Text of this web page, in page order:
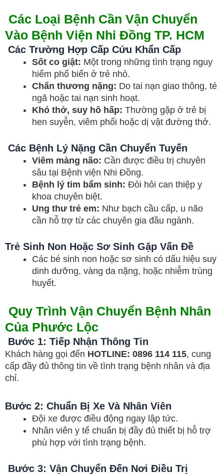
Các Loại Bệnh Cần Vận Chuyển
Vào Bệnh Viện Nhi Đồng TP. HCM
Các Trường Hợp Cấp Cứu Khẩn Cấp
Sốt co giật: Một trong những tình trạng nguy
hiểm phổ biến ở trẻ nhỏ.
Chấn thương nặng: Do tai nạn giao thông, té
ngã hoặc tai nạn sinh hoạt.
Khó thở, suy hô hấp: Thường gặp ở trẻ bị
hen suyễn, viêm phổi hoặc dị vật đường thở.
Các Bệnh Lý Nặng Cần Chuyển Tuyến
Viêm màng não: Cần được điều trị chuyên
sâu tại Bệnh viện Nhi Đồng.
Bệnh lý tim bẩm sinh: Đòi hỏi can thiệp y
khoa chuyên biệt.
Ung thư trẻ em: Như bạch cầu cấp, u não
cần hỗ trợ từ các chuyên gia đầu ngành.
Trẻ Sinh Non Hoặc Sơ Sinh Gặp Vấn Đề
Các bé sinh non hoặc sơ sinh có dấu hiệu suy
dinh dưỡng, vàng da nặng, hoặc nhiễm trùng
huyết.
Quy Trình Vận Chuyển Bệnh Nhân
Của Phước Lộc
Bước 1: Tiếp Nhận Thông Tin
Khách hàng gọi đến HOTLINE: 0896 114 115, cung
cấp đầy đủ thông tin về tình trạng bệnh nhân và địa
chỉ.
Bước 2: Chuẩn Bị Xe Và Nhân Viên
Đội xe được điều động ngay lập tức.
Nhân viên y tế chuẩn bị đầy đủ thiết bị hỗ trợ
phù hợp với tình trạng bệnh.
Bước 3: Vận Chuyển Đến Nơi Điều Trị